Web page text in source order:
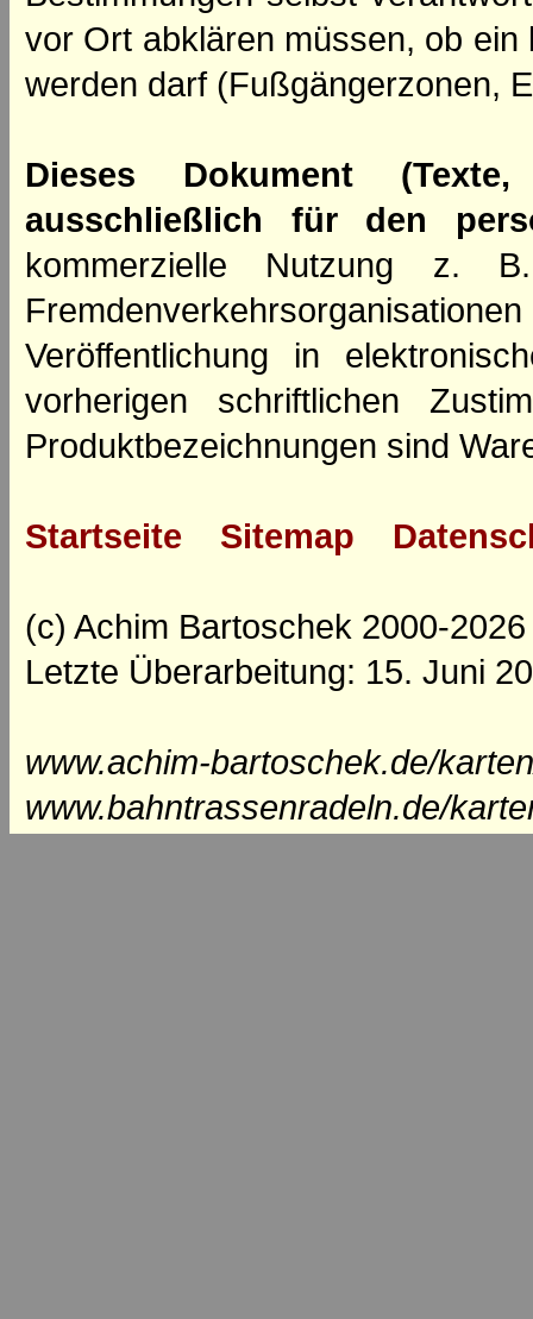
vor Ort abklären müssen, ob
werden darf (Fußgängerzonen,
Dieses Dokument
ausschließlich für den
kommerzielle Nutzung z.
Veröffentlichung in
vorherigen schriftlichen
Produktbezeichnungen sind
Startseite Sitemap
(c) Achim Bartoschek 2000-2026
Letzte Überarbeitung: 15. Juni
www.achim-bartoschek.de/
www.bahntrassenradeln.de/